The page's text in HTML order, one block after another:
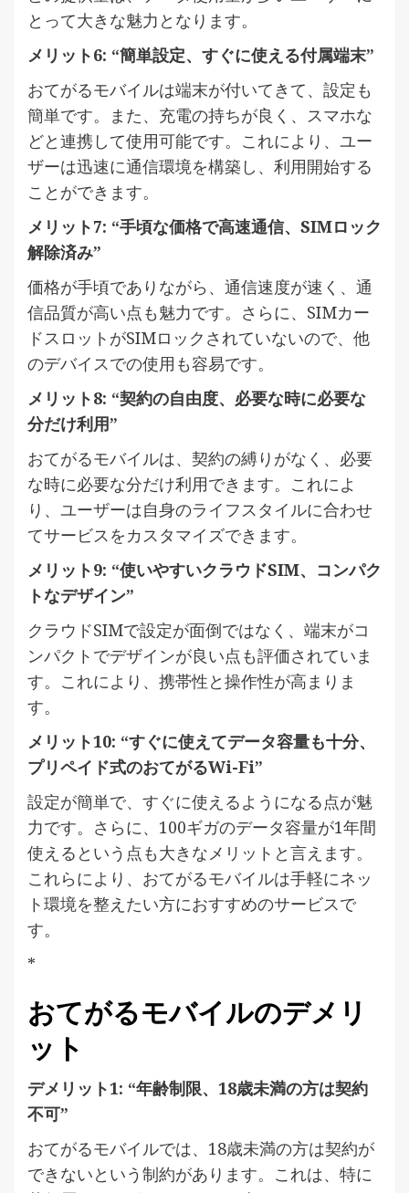
とって大きな魅力となります。
メリット6: “簡単設定、すぐに使える付属端末”
おてがるモバイルは端末が付いてきて、設定も
簡単です。また、充電の持ちが良く、スマホな
どと連携して使用可能です。これにより、ユー
ザーは迅速に通信環境を構築し、利用開始する
ことができます。
メリット7: “手頃な価格で高速通信、SIMロック
解除済み”
価格が手頃でありながら、通信速度が速く、通
信品質が高い点も魅力です。さらに、SIMカー
ドスロットがSIMロックされていないので、他
のデバイスでの使用も容易です。
メリット8: “契約の自由度、必要な時に必要な
分だけ利用”
おてがるモバイルは、契約の縛りがなく、必要
な時に必要な分だけ利用できます。これによ
り、ユーザーは自身のライフスタイルに合わせ
てサービスをカスタマイズできます。
メリット9: “使いやすいクラウドSIM、コンパク
トなデザイン”
クラウドSIMで設定が面倒ではなく、端末がコ
ンパクトでデザインが良い点も評価されていま
す。これにより、携帯性と操作性が高まりま
す。
メリット10: “すぐに使えてデータ容量も十分、
プリペイド式のおてがるWi-Fi”
設定が簡単で、すぐに使えるようになる点が魅
力です。さらに、100ギガのデータ容量が1年間
使えるという点も大きなメリットと言えます。
これらにより、おてがるモバイルは手軽にネッ
ト環境を整えたい方におすすめのサービスで
す。
*
おてがるモバイルのデメリ
ット
デメリット1: “年齢制限、18歳未満の方は契約
不可”
おてがるモバイルでは、18歳未満の方は契約が
できないという制約があります。これは、特に